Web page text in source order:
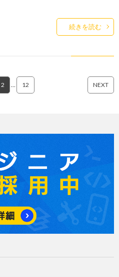
続きを読む
2 12 NEXT